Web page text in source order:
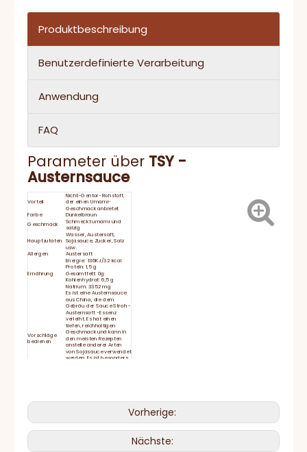
Produktbeschreibung
Benutzerdefinierte Verarbeitung
Anwendung
FAQ
Parameter über TSY -
Austernsauce
Vorteil
Nicht-Gentor-Rohstoff,
der einen Umami-
Geschmack anbietet
Farbe
Dunkelbraun
Geschmack
Schmeckt umami und
salzig
Hauptzutaten
Wasser, Austersaft,
Sojasauce, Zucker, Salz
usw.
Allergen
Austersaft
Ernährung
Energie: 136KJ/32 kcal
Protein: 1,5 g
Gesamtfett: 0g
Kohlenhydrat: 6,5 g
Natrium: 3352 mg
Vorschläge
bedienen
Es ist eine Austernsauce
aus China, die dem
Gebräu der Sauce Stroh -
Austernsaft -Essenz
verleiht. Es hat einen
tiefen, reichhaltigen
Geschmack und kann in
den meisten Rezepten
anstelle anderer Arten
von Sojasauce verwendet
werden. Es ist besonders
Lagerung
fest und bleiben Sie nach
HACCP, BRC, IFS, Halal,
Koscher, ISO
Vorherige:
Nächste: